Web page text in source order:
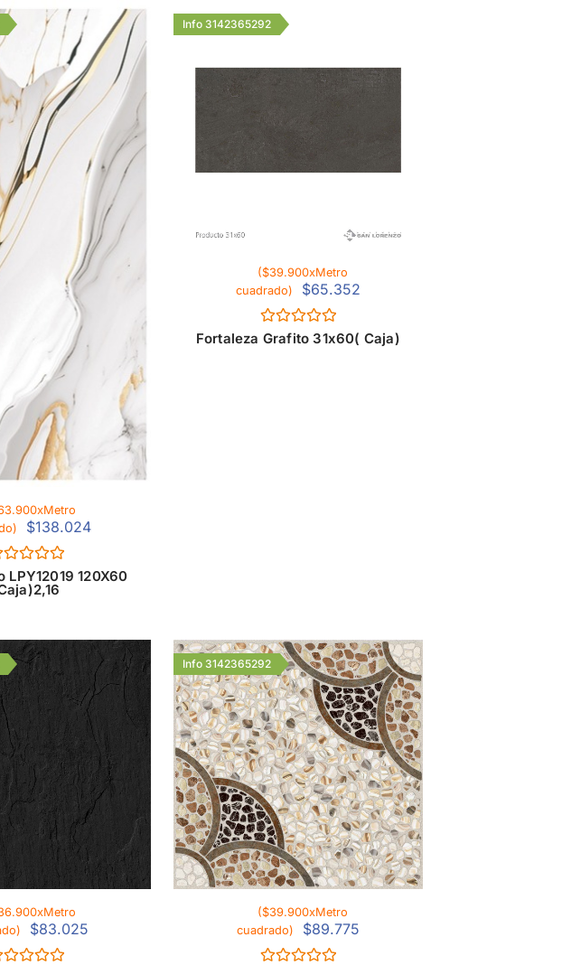
$138.024
LPY12019 120X60
Info 3142365292
($39.900xMetro
cuadrado)
$65.352
Valorado
con
Fortaleza Grafito 31x60( Caja)
$83.025
Info 3142365292
($39.900xMetro
cuadrado)
$89.775